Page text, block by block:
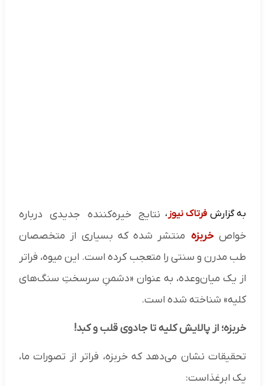
به گزارش فرتاک نیوز ، نتایج خیره‌کننده جدیدی درباره
خواص خربزه منتشر شده که بسیاری از متخصصان
طب مدرن و سنتی را متعجب کرده است. این میوه، فراتر
از یک میان‌وعده، به عنوان «دشمنِ سرسختِ سنگ‌های
کلیه» شناخته شده است.
خربزه؛ از پالایش کلیه تا جادوی قلب و کبد!
تحقیقات نشان می‌دهد که خربزه، فراتر از تصورات ما،
یک ابر‌غذاست: